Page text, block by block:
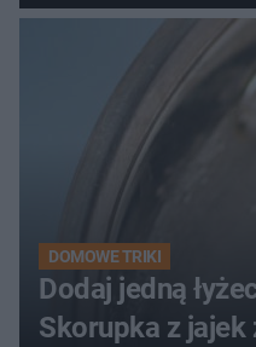
DOMOWE TRIKI
Dodaj jedną
Skorupka z jajek